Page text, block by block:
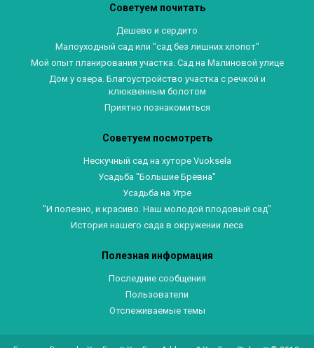
Советуем почитать
Дешево и сердито
Малоуходный сад или "сад без лишних хлопот"
Мой опыт планирования участка. Сад на Малиновой улице
Дом у озера. Благоустройство участка с речкой и
клюквенным болотом
Приятно познакомиться
Советуем посмотреть
Нескучный сад на хуторе Vuoksela
Усадьба "Большие Брёвна"
Усадьба на Угре
"И полезно, и красиво. Наш молодой плодовый сад"
История нашего сада в окружении леса
Полезная информация
Последние сообщения
Пользователи
Отслеживаемые темы